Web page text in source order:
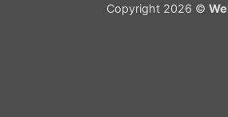
Copyright 2026 ©